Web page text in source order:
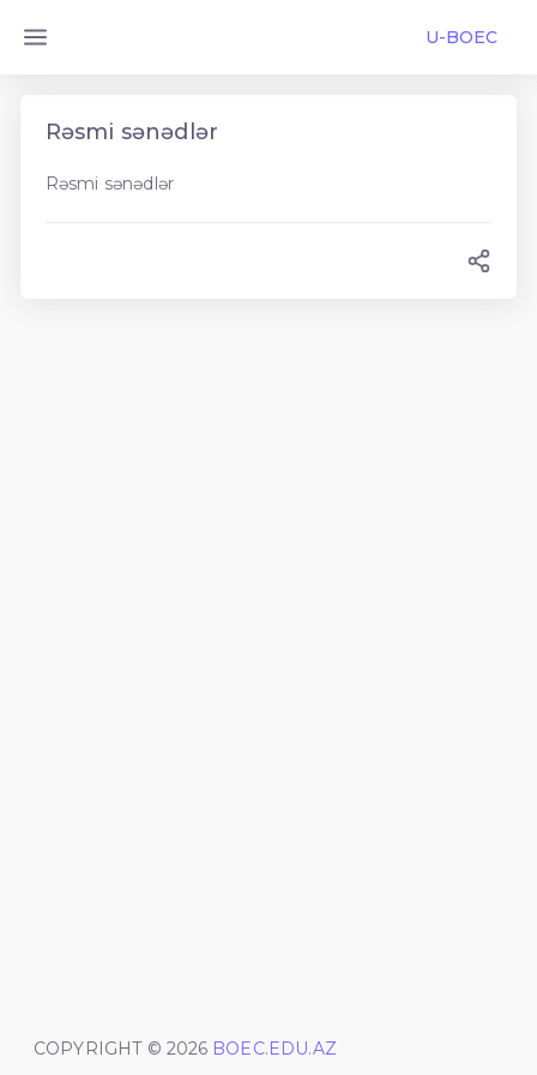
U-BOEC
Rəsmi sənədlər
Rəsmi sənədlər
COPYRIGHT © 2026 BOEC.EDU.AZ